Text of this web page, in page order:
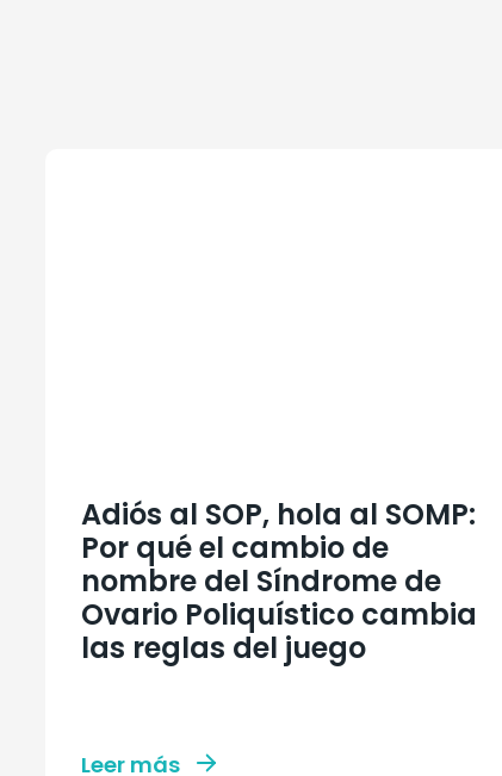
Adiós al SOP, hola al SOMP:
Por qué el cambio de
nombre del Síndrome de
Ovario Poliquístico cambia
las reglas del juego
Leer más